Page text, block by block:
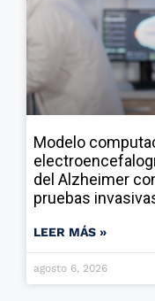
Modelo
del Alzheimer
pruebas
LEER MÁS »
agosto 6, 2026